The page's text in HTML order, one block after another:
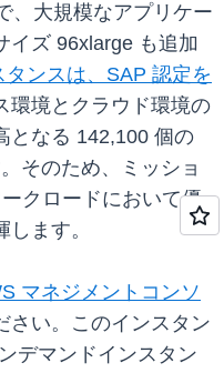
、大規模なアプリケー
イズ 96xlarge も追加
タンスは、SAP 認定を
環境とクラウド環境の
となる 142,100 個の
そのため、ミッショ
クロードにおいて優
ます。
マネジメントコンソ
さい。このインスタン
デマンドインスタン